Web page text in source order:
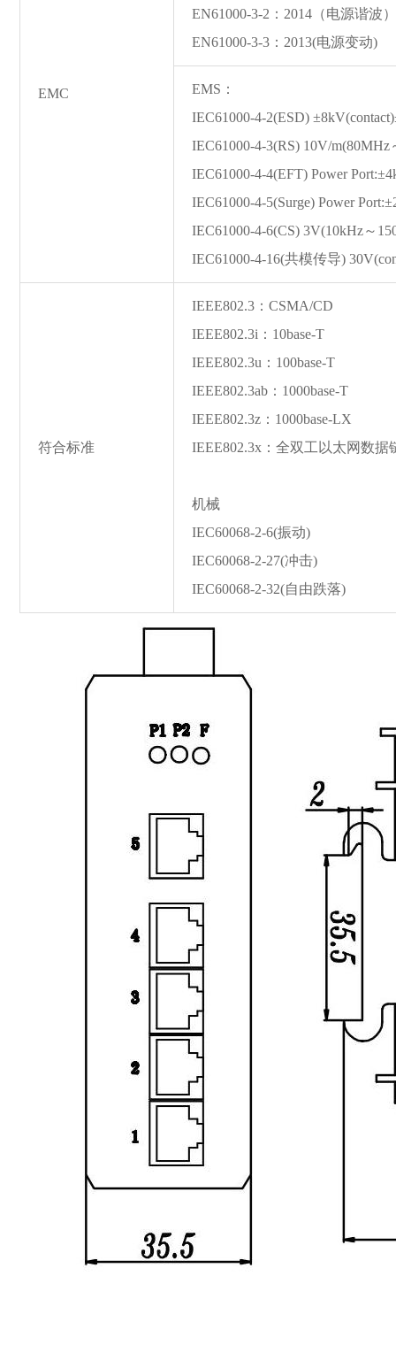
EMC
EN61000-3-2：2014（电源谐波
EN61000-3-3：2013(电源变动)
EMS：
IEC61000-4-2(ESD)
IEC61000-4-3(RS) 10V/m(80MHz
IEC61000-4-4(EFT) Power
IEC61000-4-5(Surge) Power
IEC61000-4-6(CS) 3V(10kHz～
IEC61000-4-16(共模传导)
符合标准
IEEE802.3：CSMA/CD
IEEE802.3i：10base-T
IEEE802.3u：100base-T
IEEE802.3ab：1000base-T
IEEE802.3z：1000base-LX
IEEE802.3x：全双工以太网数据
机械
IEC60068-2-6(振动)
IEC60068-2-27(冲击)
IEC60068-2-32(自由跌落)